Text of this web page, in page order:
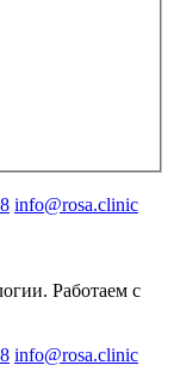
info@rosa.clinic
Работаем с
info@rosa.clinic